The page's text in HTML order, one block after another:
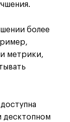
более
метрики,
десктопном